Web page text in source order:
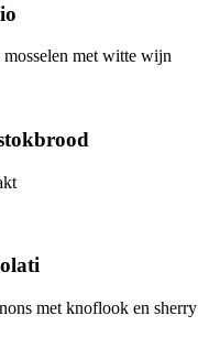
met witte wijn
met knoflook en sherry